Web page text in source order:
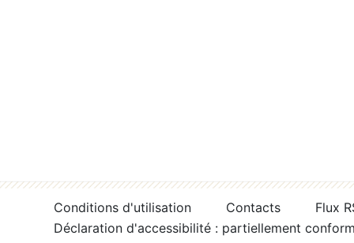
Conditions d'utilisation Contacts
Flux
Déclaration d'accessibilité : partiellement